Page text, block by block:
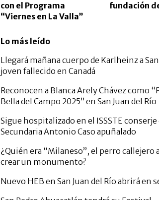
con el Programa
“Viernes en La Valla”
fundación
Lo más leído
Llegará mañana cuerpo de Karlheinz a
joven fallecido en Canadá
Reconocen a Blanca Arely Chávez como
Bella del Campo 2025” en San Juan del Río
Sigue hospitalizado en el ISSSTE conserje
Secundaria Antonio Caso apuñalado
¿Quién era “Milaneso”, el perro callejero
crear un monumento?
Nuevo HEB en San Juan del Río abrirá en